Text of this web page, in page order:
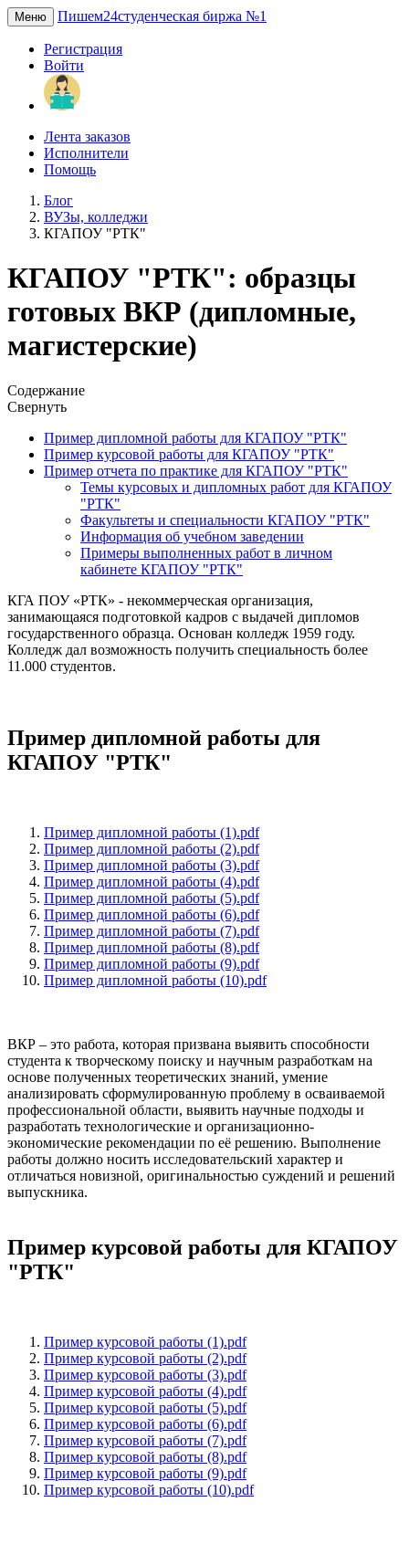
Меню Пишем24студенческая биржа №1
Регистрация
Войти
Лента заказов
Исполнители
Помощь
Блог
ВУЗы, колледжи
КГАПОУ "РТК"
КГАПОУ "РТК": образцы
готовых ВКР (дипломные,
магистерские)
Содержание
Свернуть
Пример дипломной работы для КГАПОУ "РТК"
Пример курсовой работы для КГАПОУ "РТК"
Пример отчета по практике для КГАПОУ "РТК"
Темы курсовых и дипломных работ для КГАПОУ
"РТК"
Факультеты и специальности КГАПОУ "РТК"
Информация об учебном заведении
Примеры выполненных работ в личном
кабинете КГАПОУ "РТК"
КГА ПОУ «РТК» - некоммерческая организация,
занимающаяся подготовкой кадров с выдачей дипломов
государственного образца. Основан колледж 1959 году.
Колледж дал возможность получить специальность более
11.000 студентов.
Пример дипломной работы для
КГАПОУ "РТК"
Пример дипломной работы (1).pdf
Пример дипломной работы (2).pdf
Пример дипломной работы (3).pdf
Пример дипломной работы (4).pdf
Пример дипломной работы (5).pdf
Пример дипломной работы (6).pdf
Пример дипломной работы (7).pdf
Пример дипломной работы (8).pdf
Пример дипломной работы (9).pdf
Пример дипломной работы (10).pdf
ВКР – это работа, которая призвана выявить способности
студента к творческому поиску и научным разработкам на
основе полученных теоретических знаний, умение
анализировать сформулированную проблему в осваиваемой
профессиональной области, выявить научные подходы и
разработать технологические и организационно-
экономические рекомендации по её решению. Выполнение
работы должно носить исследовательский характер и
отличаться новизной, оригинальностью суждений и решений
выпускника.
Пример курсовой работы для КГАПОУ
"РТК"
Пример курсовой работы (1).pdf
Пример курсовой работы (2).pdf
Пример курсовой работы (3).pdf
Пример курсовой работы (4).pdf
Пример курсовой работы (5).pdf
Пример курсовой работы (6).pdf
Пример курсовой работы (7).pdf
Пример курсовой работы (8).pdf
Пример курсовой работы (9).pdf
Пример курсовой работы (10).pdf